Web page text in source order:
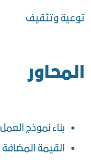
توعية وتثقيف
المحاور
بناء نموذج العمل
القيمة المضافة